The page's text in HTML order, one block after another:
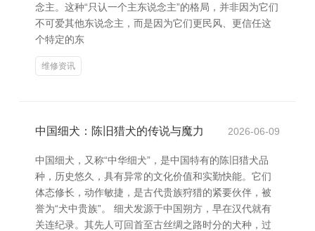
念主。这种“只认一个主东说念主”的格局，并非因为它们
不可爱其他东说念主，而是因为它们更民风、更信任这
个特定的东
维修资讯
中国细犬：陈旧猎犬的传说与魔力 2026-06-09
中国细犬，又称“中华细犬”，是中国特有的陈旧猎犬品
种，历史悠久，具有异常的文化价值和实勤快能。它们
体态修长，动作敏捷，是古代贵族狩猎的紧要伙伴，被
誉为“犬中贵族”。 细犬发源于中国朔方，早在汉代就有
关连纪录。其先人可回首至古丝绸之路时分的犬种，过